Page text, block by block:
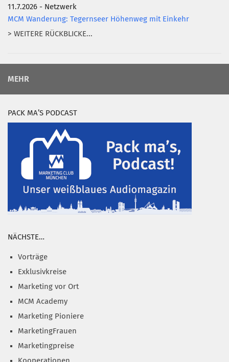
11.7.2026 - Netzwerk
MCM Wanderung: Tegernseer Höhenweg mit Einkehr
> WEITERE RÜCKBLICKE...
MEHR
PACK MA’S PODCAST
NÄCHSTE…
Vorträge
Exklusivkreise
Marketing vor Ort
MCM Academy
Marketing Pioniere
MarketingFrauen
Marketingpreise